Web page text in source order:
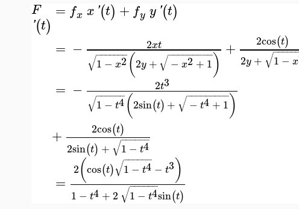
F
'(t)
= fx x '(t) + fy y '(t)
= − 2xt
1 − x2
− −
−−−−−
√ (2y + − x2+ 1
− −
−−−−−−−
√ )
+ 2cos(t)
2y + 1 − x
−−−−−
√
= − 2t3
1 − t4
− −
−−−−
√ (2sin(t) + − t4 + 1
− −
−−−−−−−
√ )
+ 2cos(t)
2sin(t) + 1 − t4
− −
−−−−
√
=
2(cos(t) 1 − t4
− −
−−−−
√ − t3)
1 − t4 + 2 1 − t4
− −
−−−−
√ sin(t)